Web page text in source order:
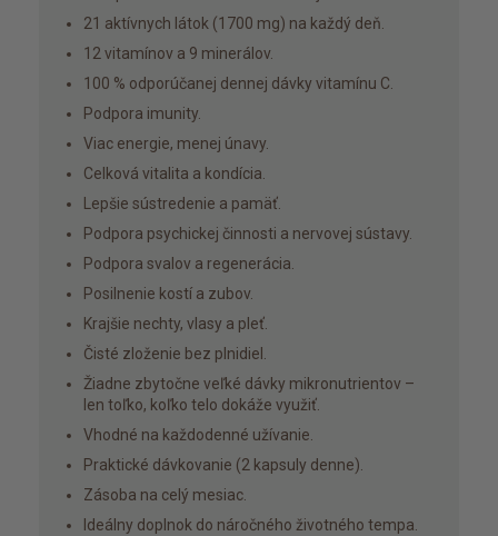
21 aktívnych látok (1700 mg) na každý deň.
12 vitamínov a 9 minerálov.
100 % odporúčanej dennej dávky vitamínu C.
Podpora imunity.
Viac energie, menej únavy.
Celková vitalita a kondícia.
Lepšie sústredenie a pamäť.
Podpora psychickej činnosti a nervovej sústavy.
Podpora svalov a regenerácia.
Posilnenie kostí a zubov.
Krajšie nechty, vlasy a pleť.
Čisté zloženie bez plnidiel.
Žiadne zbytočne veľké dávky mikronutrientov –
len toľko, koľko telo dokáže využiť.
Vhodné na každodenné užívanie.
Praktické dávkovanie (2 kapsuly denne).
Zásoba na celý mesiac.
Ideálny doplnok do náročného životného tempa.